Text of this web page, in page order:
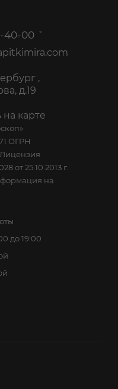
40-00
,
д.19
карте
ОГРН
Лицензия
от 25.10.2013 г.
на
до 19:00